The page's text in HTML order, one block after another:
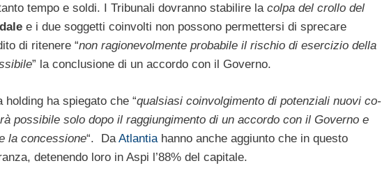
tempo e soldi. I Tribunali dovranno stabilire la colpa del crollo del
e i due soggetti coinvolti non possono permettersi di sprecare
di ritenere “non ragionevolmente probabile il rischio di esercizio della
” la conclusione di un accordo con il Governo.
ha spiegato che “qualsiasi coinvolgimento di potenziali nuovi co-
possibile solo dopo il raggiungimento di un accordo con il Governo e
la concessione“. Da Atlantia hanno anche aggiunto che in questo
detenendo loro in Aspi l’88% del capitale.